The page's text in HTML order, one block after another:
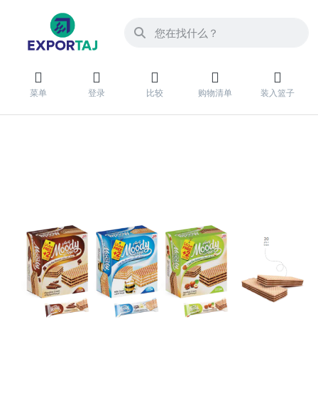
菜单 登录 比较 购物清单 装入篮子